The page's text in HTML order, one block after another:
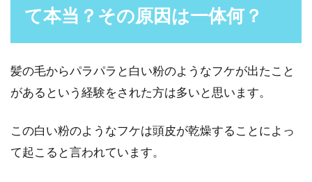
ブログを参考に検証しよう
薄毛に悩む男性にとって、育毛剤の使用は改善
が期待される方法のひとつです。育毛剤のなか
で「ロゲイン...
男性の方は必見？リンスをしないと
て本当？その原因は一体何？
髪の毛からパラパラと白い粉のようなフケが出たこと
があるという経験をされた方は多いと思います。
この白い粉のようなフケは頭皮が乾燥することによっ
て起こると言われています。